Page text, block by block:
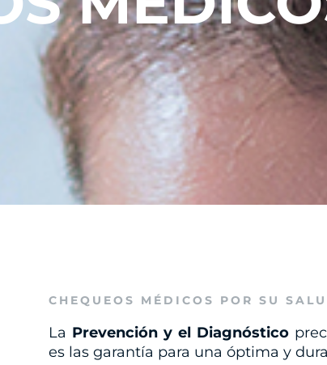
CHEQUEOS MÉDICOS POR SU
La Prevención y el Diagnóstico
es las garantía para una óptima y